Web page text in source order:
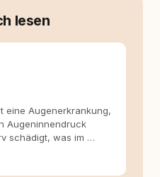
Mit meinen
lesen
eine Augenerkrankung,
Augeninnendruck
schädigt, was im …